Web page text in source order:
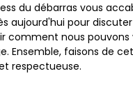
du débarras vous
aujourd'hui pour
comment nous pouvons
Ensemble, faisons de
respectueuse.